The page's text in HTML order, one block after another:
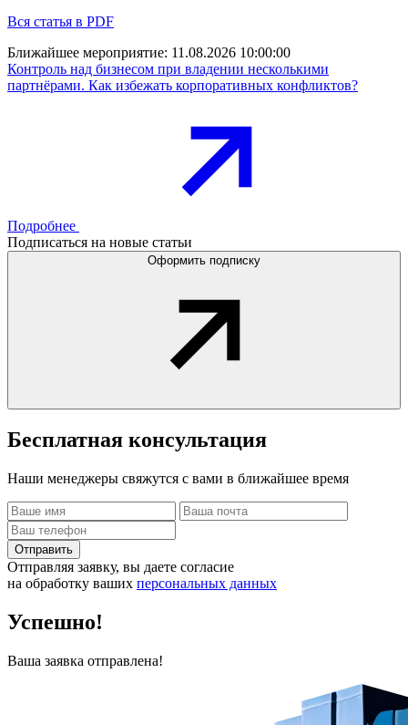
Вся статья в PDF
Ближайшее мероприятие: 11.08.2026 10:00:00
Контроль над бизнесом при владении несколькими
партнёрами. Как избежать корпоративных конфликтов?
Подробнее
Подписаться на новые статьи
Оформить подписку
Бесплатная консультация
Наши менеджеры свяжутся с вами в ближайшее время
Отправить
Отправляя заявку, вы даете согласие
на обработку ваших персональных данных
Успешно!
Ваша заявка отправлена!